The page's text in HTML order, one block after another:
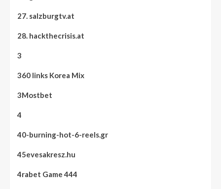
27. salzburgtv.at
28. hackthecrisis.at
3
360 links Korea Mix
3Mostbet
4
40-burning-hot-6-reels.gr
45evesakresz.hu
4rabet Game 444